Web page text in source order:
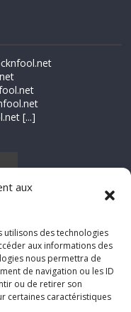
aux
utilisons des technologies
aux informations des
nous permettra de
de navigation ou les ID
ou de retirer son
certaines caractéristiques
[...]